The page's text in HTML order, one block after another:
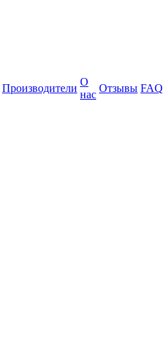
Производители
О
нас
Отзывы FAQ